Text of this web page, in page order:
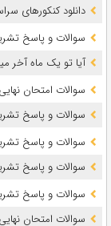
دانلود کنکورهای
سوالات و پاسخ
آیا تو یک ماه آخر
سوالات امتحان نهایی تعلیمات دینی
سوالات و پاسخ تشریحی
سوالات و پاسخ تشریحی
سوالات و پاسخ
سوالات و پاسخ تشریحی
سوالات امتحان نهایی فیزیک 3 سال